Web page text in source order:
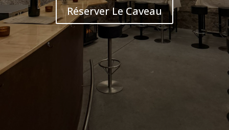
Réserver Le Caveau